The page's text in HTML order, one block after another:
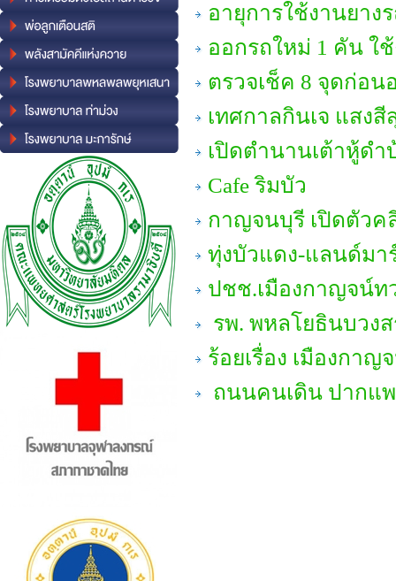
อายุการใช้งานยาง
ออกรถใหม่ 1 คัน ใ
ตรวจเช็ค 8 จุดก่อน
เทศกาลกินเจ แสง
เปิดตำนานเต้าหู้ด
Cafe ริมบัว
กาญจนบุรี เปิดตัว
ทุ่งบัวแดง-แลนด์มา
ปชช.เมืองกาญจน์ท
รพ. พหลโยธินบวง
ร้อยเรื่อง เมืองกาญ
ถนนคนเดิน ปากแ